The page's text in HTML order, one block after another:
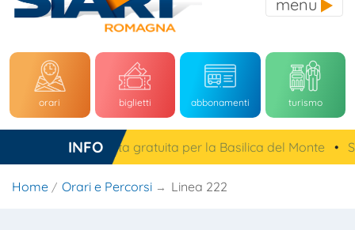
menu
orari biglietti abbonamenti turismo
INFO
Cesena, navetta gratuita per la Basilica del Monte •
Home Orari e Percorsi Linea 222